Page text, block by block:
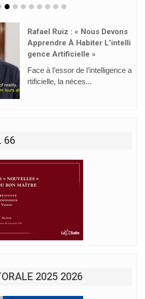
Rafael Ruiz : « Nous Devons
Apprendre À Habiter L’intelli
Gence Artificielle »
Face à l’essor de l’intelligence a
rtificielle, la néces...
66
2025 2026